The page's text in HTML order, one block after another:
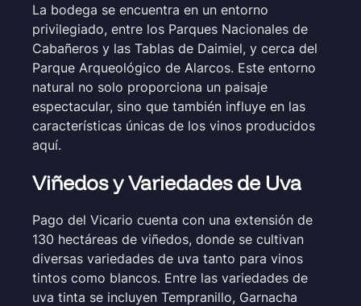
La bodega se encuentra en un entorno
privilegiado, entre los Parques Nacionales de
Cabañeros y las Tablas de Daimiel, y cerca del
Parque Arqueológico de Alarcos. Este entorno
natural no solo proporciona un paisaje
espectacular, sino que también influye en las
características únicas de los vinos producidos
aquí.
Viñedos y Variedades de Uva
Pago del Vicario cuenta con una extensión de
130 hectáreas de viñedos, donde se cultivan
diversas variedades de uva tanto para vinos
tintos como blancos. Entre las variedades de
uva tinta se incluyen Tempranillo, Garnacha